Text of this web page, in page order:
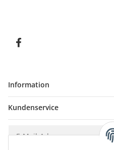
Information
Kundenservice